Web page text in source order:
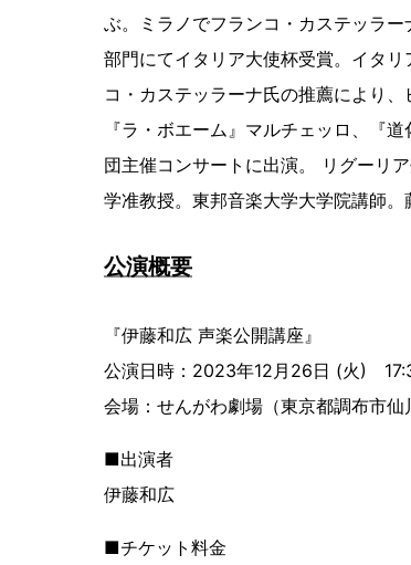
ぶ。ミラノでフランコ・カステッラ
部門にてイタリア大使杯受賞。イタ
コ・カステッラーナ氏の推薦により
『ラ・ボエーム』マルチェッロ、『
団主催コンサートに出演。 リグーリ
学准教授。東邦音楽大学大学院講師。
公演概要
『伊藤和広 声楽公開講座』
公演日時：2023年12月26日 (火)
会場：せんがわ劇場（東京都調布市仙
■出演者
伊藤和広
■チケット料金